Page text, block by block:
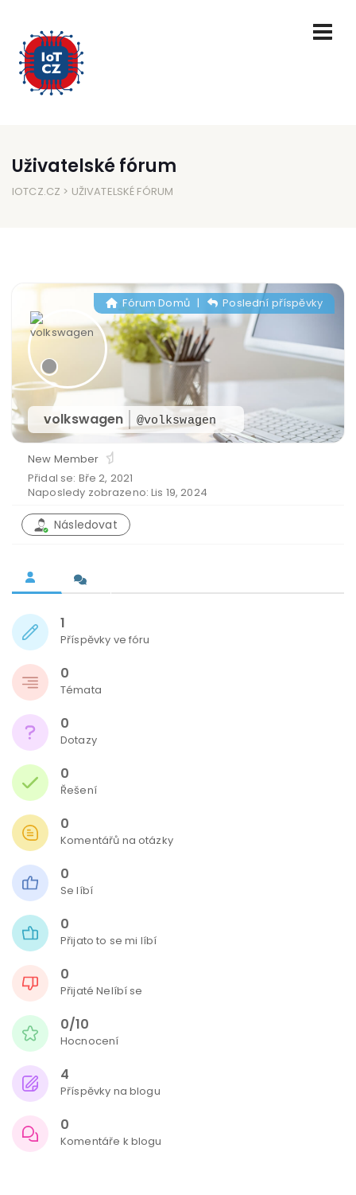
Uživatelské fórum
IOTCZ.CZ > UŽIVATELSKÉ FÓRUM
volkswagen @volkswagen
Fórum Domů| Poslední příspěvky
New Member
Přidal se: Bře 2, 2021
Naposledy zobrazeno: Lis 19, 2024
Následovat
1
Příspěvky ve fóru
0
Témata
0
Dotazy
0
Řešení
0
Komentářů na otázky
0
Se líbí
0
Přijato to se mi líbí
0
Přijaté Nelíbí se
0/10
Hocnocení
4
Příspěvky na blogu
0
Komentáře k blogu